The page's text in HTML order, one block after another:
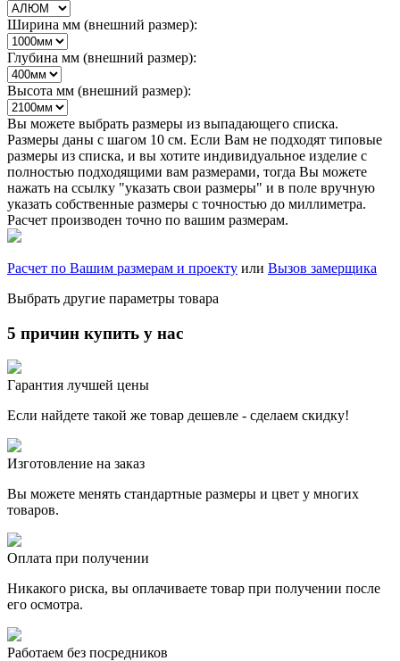
Ширина мм (внешний размер):
Глубина мм (внешний размер):
Высота мм (внешний размер):
Вы можете выбрать размеры из выпадающего списка.
Размеры даны с шагом 10 см. Если Вам не подходят типовые
размеры из списка, и вы хотите индивидуальное изделие с
полностью подходящими вам размерами, тогда Вы можете
нажать на ссылку "указать свои размеры" и в поле вручную
указать собственные размеры с точностью до миллиметра.
Расчет производен точно по вашим размерам.
Расчет по Вашим размерам и проекту или Вызов замерщика
Выбрать другие параметры товара
5 причин купить у нас
Гарантия лучшей цены
Если найдете такой же товар дешевле - сделаем скидку!
Изготовление на заказ
Вы можете менять стандартные размеры и цвет у многих
товаров.
Оплата при получении
Никакого риска, вы оплачиваете товар при получении после
его осмотра.
Работаем без посредников